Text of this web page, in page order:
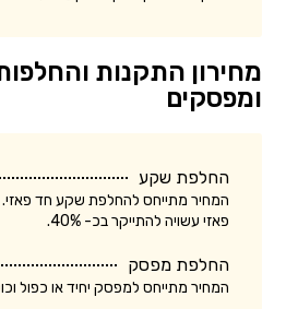
מחירון התקנות
ומפסקים
החלפת שקע
המחיר מתייחס להחלפת שקע חד
פאזי עשויה להתייקר בכ- 40%.
החלפת מפסק
המחיר מתייחס למפסק יחיד או כפול